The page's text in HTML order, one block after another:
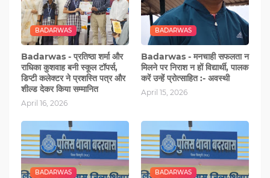
BADARWAS
Badarwas - प्रतिष्ठा शर्मा और
राधिका कुशवाह बनी स्कूल टॉपर्स,
डिप्टी कलेक्टर ने प्रशस्ति पत्र और
शील्ड देकर किया सम्मानित
April 16, 2026
BADARWAS
Badarwas - मनचाही सफलता न
मिलने पर निराश न हों विद्यार्थी, पालक
करें उन्हें प्रोत्साहित :- अवस्थी
April 15, 2026
BADARWAS BADARWAS